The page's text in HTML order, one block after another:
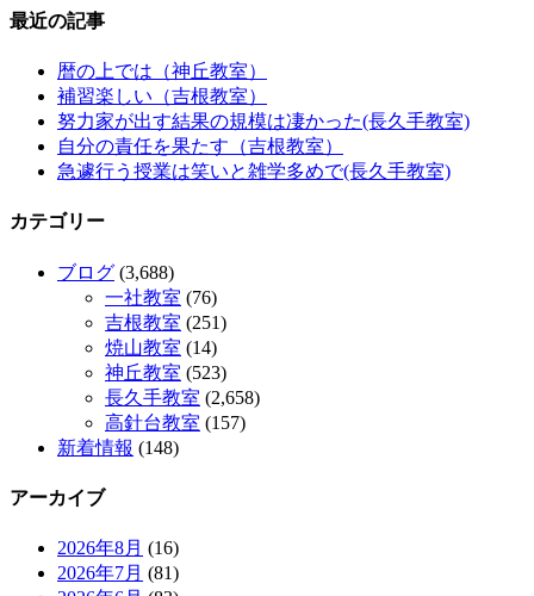
最近の記事
暦の上では（神丘教室）
補習楽しい（吉根教室）
努力家が出す結果の規模は凄かった(長久手教室)
自分の責任を果たす（吉根教室）
急遽行う授業は笑いと雑学多めで(長久手教室)
カテゴリー
ブログ (3,688)
一社教室 (76)
吉根教室 (251)
焼山教室 (14)
神丘教室 (523)
長久手教室 (2,658)
高針台教室 (157)
新着情報 (148)
アーカイブ
2026年8月 (16)
2026年7月 (81)